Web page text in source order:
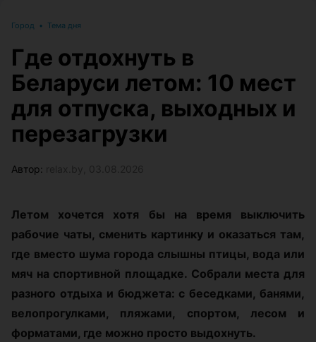
Город • Тема дня
Где отдохнуть в
Беларуси летом: 10 мест
для отпуска, выходных и
перезагрузки
Автор:
Летом хочется хотя бы на время выключить
рабочие чаты, сменить картинку и оказаться там,
где вместо шума города слышны птицы, вода или
мяч на спортивной площадке. Собрали места для
разного отдыха и бюджета: с беседками, банями,
велопрогулками, пляжами, спортом, лесом и
форматами, где можно просто выдохнуть.